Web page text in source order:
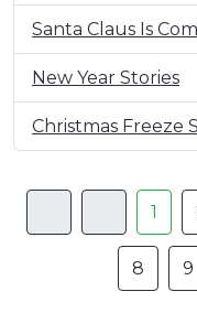
Santa Claus Is
New Year Stories
Christmas Freeze
1
8 9